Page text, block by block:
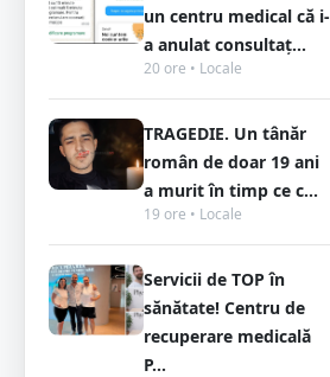
un centru medical că i-
a anulat consultaț...
20 ore • Locale
TRAGEDIE. Un tânăr
român de doar 19 ani
a murit în timp ce c...
19 ore • Locale
Servicii de TOP în
sănătate! Centru de
recuperare medicală
P...